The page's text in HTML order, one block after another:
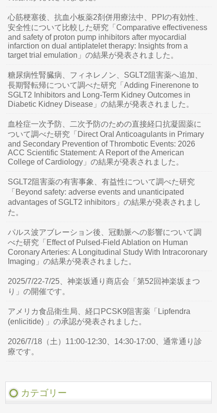
心筋梗塞後、抗血小板薬2剤併用療法中、PPIの有効性、
安全性について比較した研究「Comparative effectiveness
and safety of proton pump inhibitors after myocardial
infarction on dual antiplatelet therapy: Insights from a
target trial emulation」の結果が発表されました。
糖尿病性腎臓病、フィネレノン、SGLT2阻害薬へ追加、
長期腎転帰について調べた研究「Adding Finerenone to
SGLT2 Inhibitors and Long-Term Kidney Outcomes in
Diabetic Kidney Disease」の結果が発表されました。
血栓症一次予防、二次予防のための直接経口抗凝固薬に
ついて調べた研究「Direct Oral Anticoagulants in Primary
and Secondary Prevention of Thrombotic Events: 2026
ACC Scientific Statement: A Report of the American
College of Cardiology」の結果が発表されました。
SGLT2阻害薬の有害事象、有益性について調べた研究
「Beyond safety: adverse events and unanticipated
advantages of SGLT2 inhibitors」の結果が発表されまし
た。
パルス波アブレーション後、冠動脈への影響について調
べた研究「Effect of Pulsed-Field Ablation on Human
Coronary Arteries: A Longitudinal Study With Intracoronary
Imaging」の結果が発表されました。
2025/7/22-7/25、神楽坂通り商店会「第52回神楽坂まつ
り」の開催です。
アメリカ食品衛生局、経口PCSK9阻害薬「Lipfendra
(enlicitide) 」の承認が発表されました。
2026/7/18（土）11:00-12:30、14:30-17:00、通常通り診
療です。
カテゴリー